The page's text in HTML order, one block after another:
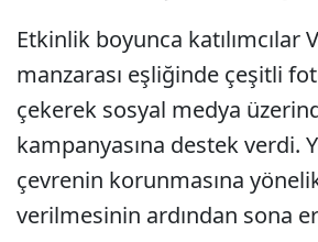
Etkinlik boyunca katılımcılar
manzarası eşliğinde çeşitli
çekerek sosyal medya
kampanyasına destek verdi.
çevrenin korunmasına
verilmesinin ardından sona